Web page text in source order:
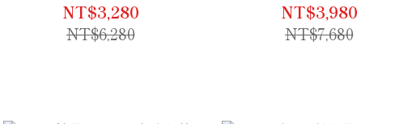
NT$3,280
NT$6,280
NT$3,980
NT$7,680